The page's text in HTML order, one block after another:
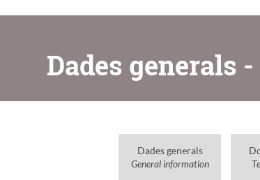
Dades generals
Dades generals
General information